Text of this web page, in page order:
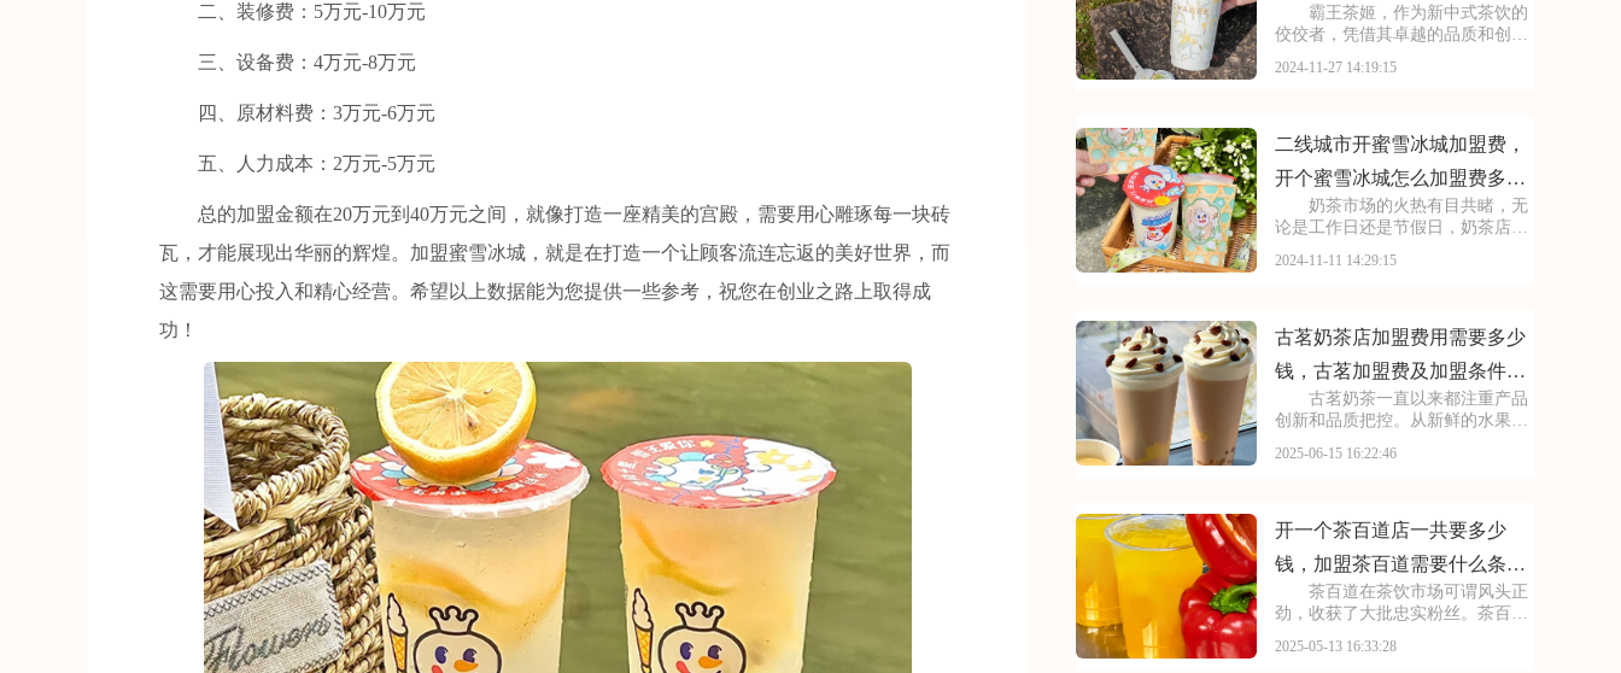
二、装修费：5万元-10万元
三、设备费：4万元-8万元
四、原材料费：3万元-6万元
五、人力成本：2万元-5万元
总的加盟金额在20万元到40万元之间，就像打造一座精美的宫殿，需要用心雕琢每一块砖
瓦，才能展现出华丽的辉煌。加盟蜜雪冰城，就是在打造一个让顾客流连忘返的美好世界，而
这需要用心投入和精心经营。希望以上数据能为您提供一些参考，祝您在创业之路上取得成
功！
霸王茶姬，作为新中式茶饮的
佼佼者，凭借其卓越的品质和创新
评。对于想要加盟的创业者来说，
步。接下来看到的这些就
2024-11-27 14:19:15
二线城市开蜜雪冰城加盟费，
开个蜜雪冰城怎么加盟费多少
奶茶市场的火热有目共睹，无
论是工作日还是节假日，奶茶店前
茶已深深融入人们的日常生活。蜜
深受消费者喜爱的饮品
2024-11-11 14:29:15
古茗奶茶店加盟费用需要多少
钱，古茗加盟费及加盟条件有
哪些
古茗奶茶一直以来都注重产品
创新和品质把控。从新鲜的水果采
环节都严格把关。其独特的制作工
茗奶茶店加盟费用需要
2025-06-15 16:22:46
开一个茶百道店一共要多少
钱，加盟茶百道需要什么条件
和费用
茶百道在茶饮市场可谓风头正
劲，收获了大批忠实粉丝。茶百道
流，满足消费者多样化的口味需
2025-05-13 16:33:28